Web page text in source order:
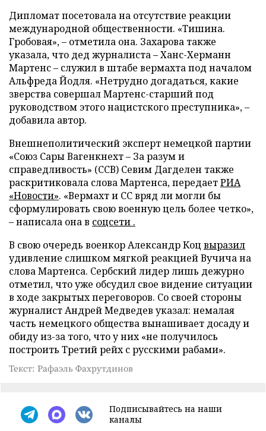
Дипломат посетовала на отсутствие реакции
международной общественности. «Тишина.
Гробовая», – отметила она. Захарова также
указала, что дед журналиста – Ханс-Херманн
Мартенс – служил в штабе вермахта под началом
Альфреда Йодля. «Нетрудно догадаться, какие
зверства совершал Мартенс-старший под
руководством этого нацистского преступника», –
добавила автор.
Внешнеполитический эксперт немецкой партии
«Союз Сары Вагенкнехт – За разум и
справедливость» (ССВ) Севим Дагделен также
раскритиковала слова Мартенса, передаетРИА
«Новости». «Вермахт и СС вряд ли могли бы
сформулировать свою военную цель более четко»,
– написала она в соцсети .
В свою очередь военкор Александр Коц выразил
удивление слишком мягкой реакцией Вучича на
слова Мартенса. Сербский лидер лишь дежурно
отметил, что уже обсудил свое видение ситуации
в ходе закрытых переговоров. Со своей стороны
журналист Андрей Медведев указал: немалая
часть немецкого общества вынашивает досаду и
обиду из-за того, что у них «не получилось
построить Третий рейх с русскими рабами».
Текст: Рафаэль Фахрутдинов
Подписывайтесь на наши
каналы